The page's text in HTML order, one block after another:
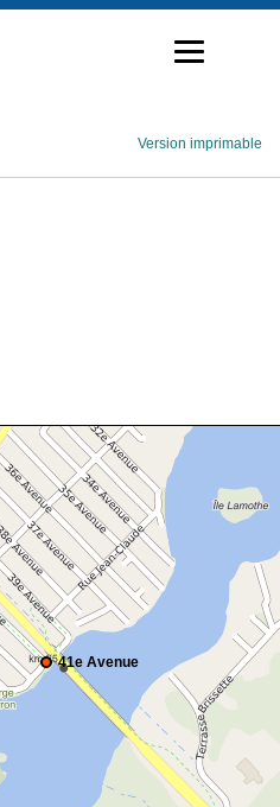
Version imprimable
41e Avenue